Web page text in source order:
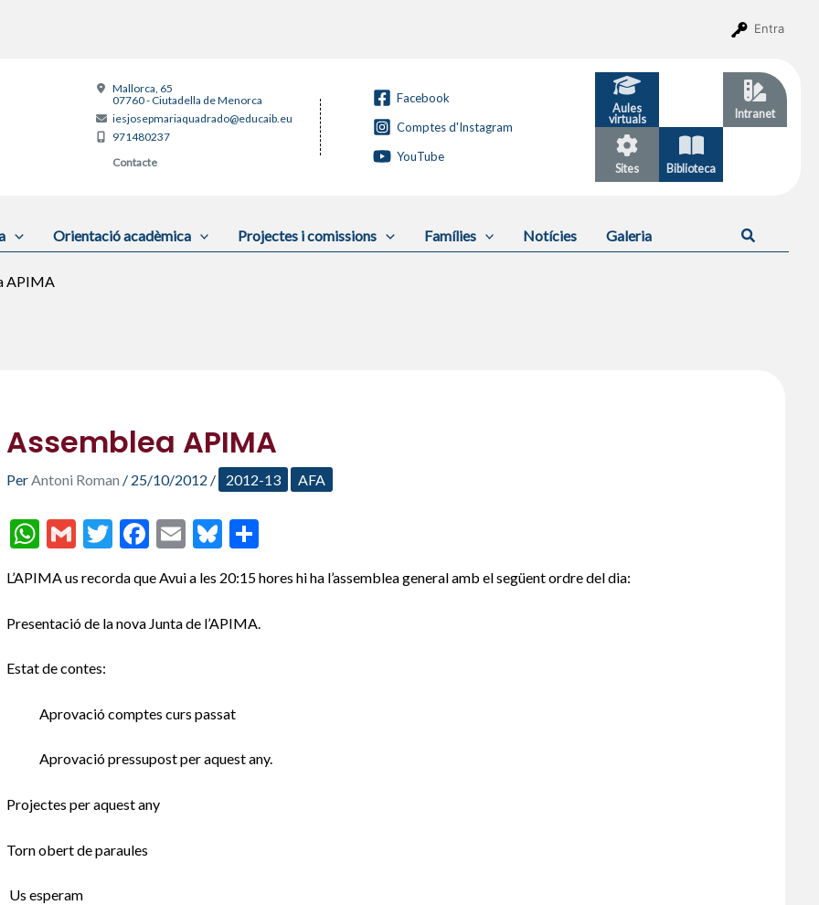
Entra
Mallorca, 65
07760 - Ciutadella de Menorca
iesjosepmariaquadrado@educaib.eu
971480237
Contacte
Facebook
Comptes d'Instagram
YouTube
Aules
virtuals
Intranet
Sites Biblioteca
Orientació acadèmica Projectes i comissions Famílies Notícies Galeria Cerca
APIMA
Assemblea APIMA
PerAntoni Roman / 25/10/2012 / 2012-13 AFA
W
at
s
p
p
G
ai
l
T
itt
er
F
e
b
k
E
ai
l
Bl
es
ky
C
m
p
L’APIMA us recorda que Avui a les 20:15 hores hi ha l’assemblea general amb el següent ordre del dia:
Presentació de la nova Junta de l’APIMA.
Estat de contes:
Aprovació comptes curs passat
Aprovació pressupost per aquest any.
Projectes per aquest any
Torn obert de paraules
Us esperam